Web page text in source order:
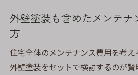
外壁塗装も含めたメンテナ
方
住宅全体のメンテナンス費用を考え
外壁塗装をセットで検討するのが賢